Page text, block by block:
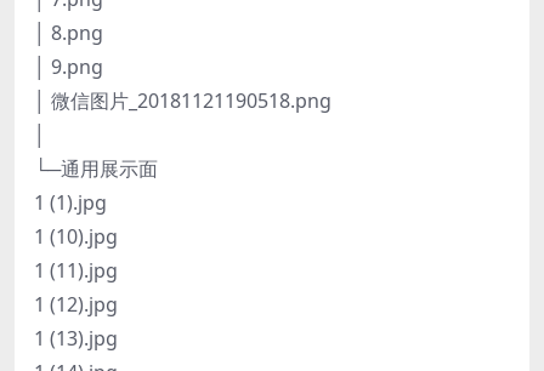
│ 8.png
│ 9.png
│ 微信图片_20181121190518.png
└─通用展示面
1 (1).jpg
1 (10).jpg
1 (11).jpg
1 (12).jpg
1 (13).jpg